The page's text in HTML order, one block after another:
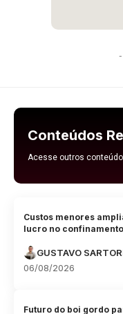
-
Conteúdos
Acesse outros
Custos menores
lucro no
GUSTAVO
06/08/2026
Futuro do boi gordo